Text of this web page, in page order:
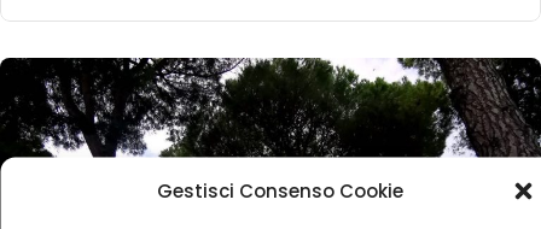
Gestisci Consenso Cookie